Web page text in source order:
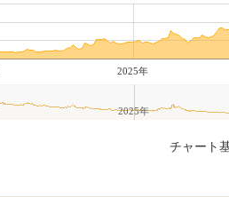
2025年
2025年
チャート